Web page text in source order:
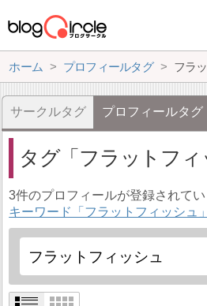
ホーム プロフィールタグ フラ
サークルタグ プロフィールタグ
タグ フラットフィ
3件のプロフィールが登録されてい
キーワード「フラットフィッシュ